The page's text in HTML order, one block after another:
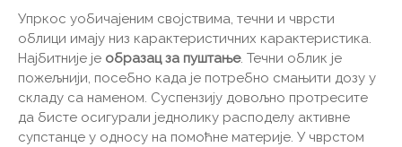
Упркос уобичајеним својствима, течни и чврсти
облици имају низ карактеристичних карактеристика.
Најбитније је образац за пуштање. Течни облик је
пожељнији, посебно када је потребно смањити дозу у
складу са наменом. Суспензију довољно протресите
да бисте осигурали једнолику расподелу активне
супстанце у односу на помоћне материје. У чврстом